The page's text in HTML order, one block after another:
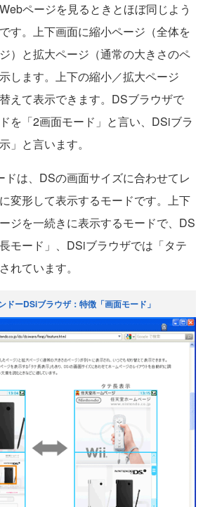
ページを見るときとほぼ同じよう
す。上下画面に縮小ページ（全体を
）と拡大ページ（通常の大きさのペ
します。上下の縮小／拡大ページ
えて表示できます。DSブラウザで
を「2画面モード」と言い、DSiブラ
」と言います。
は、DSの画面サイズに合わせてレ
変形して表示するモードです。上下
ジを一続きに表示するモードで、DS
モード」、DSiブラウザでは「タテ
れています。
ドーDSiブラウザ：特徴「画面モード」